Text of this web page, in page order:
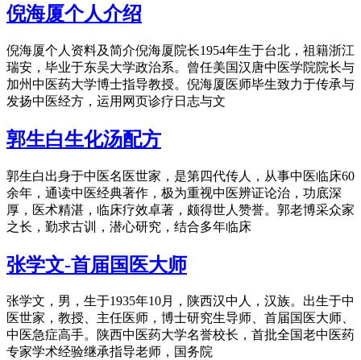
倪海厦个人介绍
倪海厦个人资料及简介倪海厦院长1954年生于台北，祖籍浙江
瑞安，毕业于东吴大学政治系。曾任美国汉唐中医学院院长与
加州中医药大学博士指导教授。倪海厦医师毕生致力于传承与
发扬中医经方，运用网页诊疗日志与文
郭生白生化汤配方
郭生白出身于中医名医世家，是第四代传人，从事中医临床60
余年，通读中医经典著作，极为重视中医辨证论治，功底深
厚，医术精湛，临床疗效卓著，颇得世人赞誉。郭老博采众家
之长，勤求古训，潜心研究，结合多年临床
张学文-首届国医大师
张学文，男，生于1935年10月，陕西汉中人，汉族。出生于中
医世家，教授、主任医师，博士研究生导师、首届国医大师、
中医急症高手。陕西中医药大学名誉校长，首批全国老中医药
专家学术经验继承指导老师，国务院